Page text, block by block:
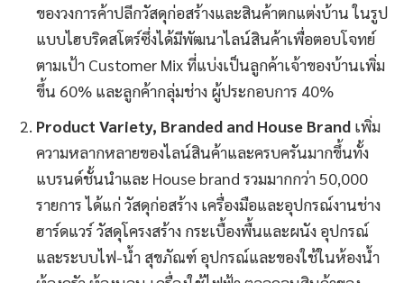
ของวงการค้าปลีกวัสดุก่อสร้างและสินค้าตกแต่งบ้าน ในรูป
แบบไฮบริดสโตร์ซึ่งได้มีพัฒนาไลน์สินค้าเพื่อตอบโจทย์
ตามเป้า Customer Mix ที่แบ่งเป็นลูกค้าเจ้าของบ้านเพิ่ม
ขึ้น 60% และลูกค้ากลุ่มช่าง ผู้ประกอบการ 40%
Product Variety, Branded and House Brand เพิ่ม
ความหลากหลายของไลน์สินค้าและครบครันมากขึ้นทั้ง
แบรนด์ชั้นนำและ House brand รวมมากกว่า 50,000
รายการ ได้แก่ วัสดุก่อสร้าง เครื่องมือและอุปกรณ์งานช่าง
ฮาร์ดแวร์ วัสดุโครงสร้าง กระเบื้องพื้นและผนัง อุปกรณ์
และระบบไฟ-น้ำ สุขภัณฑ์ อุปกรณ์และของใช้ในห้องน้ำ